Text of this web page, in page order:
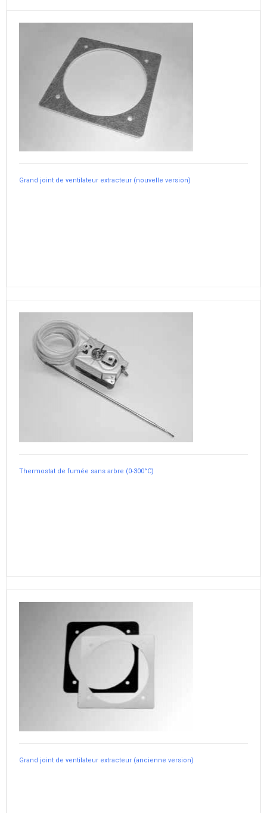
Grand joint de ventilateur extracteur (nouvelle version)
Thermostat de fumée sans arbre (0-300°C)
Grand joint de ventilateur extracteur (ancienne version)